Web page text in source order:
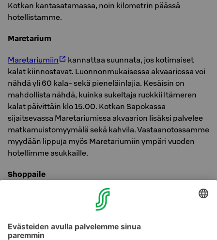
Kotkan kantasatamassa, noin kilometrin päässä
hotellistamme.
Maretarium
Maretariumiin
kannattaa suunnata, jos kotimaiset
kalat kiinnostavat. Luonnonmukaisessa akvaariossa voi
nähdä yli 60 kala- sekä pieneläinlajia. Kesäisin on
mahdollista nähdä, kuinka sukeltaja ruokkii Itämeren
kalat päivittäin klo 15.00. Kotkan Sapokassa
sijaitsevassa Maretariumissa akvaarion lisäksi palvelee
matkamuistomyymälä sekä kahvila. Vastaanotossamme
myydään lippuja myös Maretariumiin ympäri vuoden
hotellimme asukkaille.
Shoppaile
voi nähdä osasta
hotellihuoneidemme ikkunoista, joten matka sinne ei
liittyen muotiin ja kauneuteen. Ostosten lomassa voi